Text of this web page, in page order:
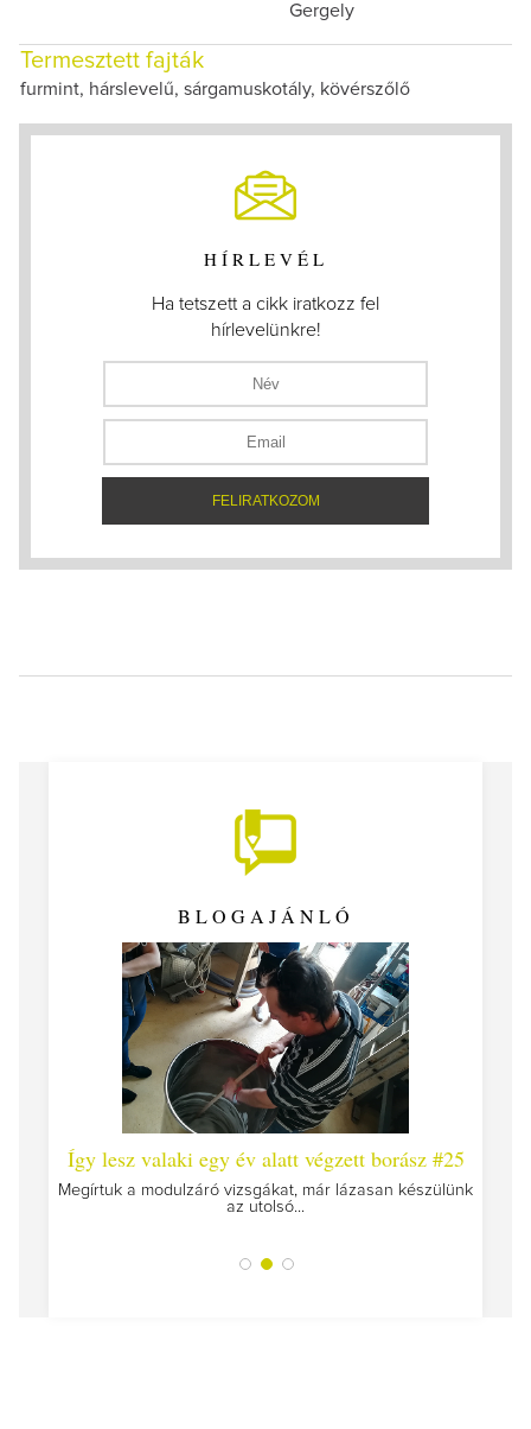
Gergely
Termesztett fajták
furmint, hárslevelű, sárgamuskotály, kövérszőlő
HÍRLEVÉL
Ha tetszett a cikk iratkozz fel
hírlevelünkre!
BLOGAJÁNLÓ
Így lesz valaki egy év alatt végzett borász #25
Megírtuk a modulzáró vizsgákat, már lázasan készülünk
az utolsó...